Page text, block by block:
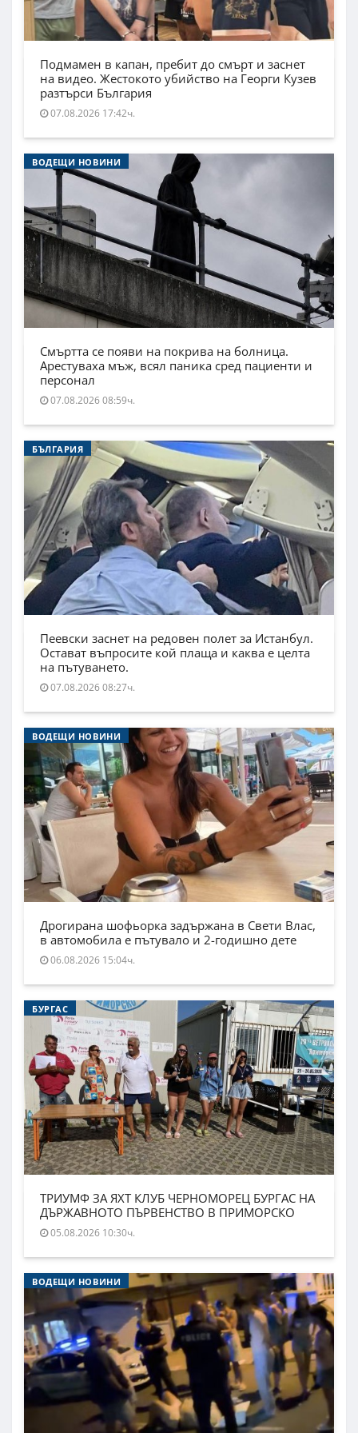
Подмамен в капан, пребит до смърт и заснет
на видео. Жестокото убийство на Георги Кузев
разтърси България
07.08.2026 17:42ч.
ВОДЕЩИ НОВИНИ
Смъртта се появи на покрива на болница.
Арестуваха мъж, всял паника сред пациенти и
персонал
07.08.2026 08:59ч.
БЪЛГАРИЯ
Пеевски заснет на редовен полет за Истанбул.
Остават въпросите кой плаща и каква е целта
на пътуването.
07.08.2026 08:27ч.
ВОДЕЩИ НОВИНИ
Дрогирана шофьорка задържана в Свети Влас,
в автомобила е пътувало и 2-годишно дете
06.08.2026 15:04ч.
БУРГАС
ТРИУМФ ЗА ЯХТ КЛУБ ЧЕРНОМОРЕЦ БУРГАС НА
ДЪРЖАВНОТО ПЪРВЕНСТВО В ПРИМОРСКО
05.08.2026 10:30ч.
ВОДЕЩИ НОВИНИ